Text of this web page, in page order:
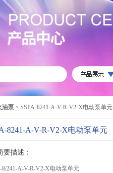
油泵 > SSPA-8241-A-V-R-V2-X电动泵单元
8241-A-V-R-V2-X电动泵单元
要描述：
8/241-A-V-R-V2-X电动泵单元